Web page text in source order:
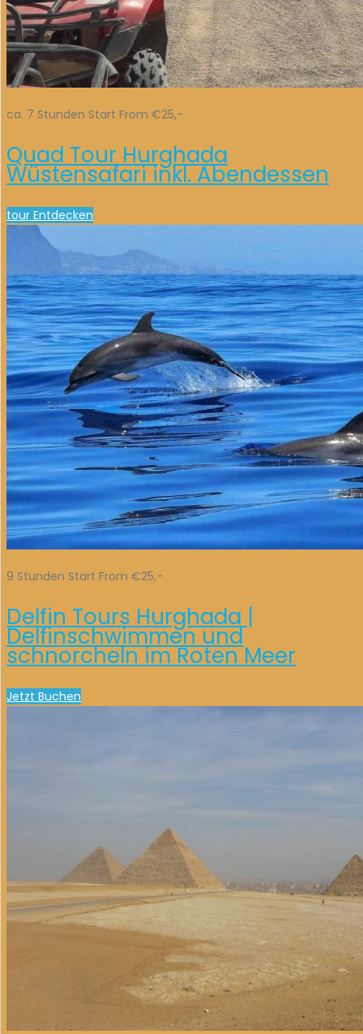
ca. 7 Stunden Start From €25,-
Quad Tour Hurghada
Wüstensafari inkl. Abendessen
tour Entdecken
9 Stunden Start From €25,-
Delfin Tours Hurghada |
Delfinschwimmen und
schnorcheln im Roten Meer
Jetzt Buchen